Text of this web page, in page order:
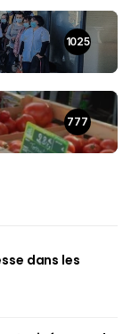
1025
777
dans les